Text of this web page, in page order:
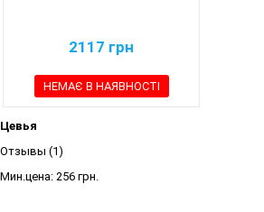
2117 грн
НЕМАЄ В НАЯВНОСТІ
Цевья
Отзывы (1)
Мин.цена: 256 грн.